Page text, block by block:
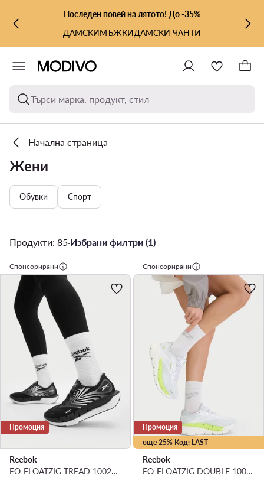
КЪМ ОСНОВНОТО СЪДЪРЖАНИЕ
КЪМ ТЪРСЕНЕПоследен повей на лятото! До -35%
ДАМСКИМЪЖКИДАМСКИ ЧАНТИ
Търси марка, продукт, стил
Начална страница
Жени
Обувки Спорт
Продукти: 85·Избрани филтри (1)
Спонсорирани
Промоция
Reebok
EO-FLOATZIG TREAD 100247798 · Маратонки за бягане
Спонсорирани
още 25% Код: LAST
Промоция
Reebok
EO-FLOATZIG DOUBLE 100244469 · Маратонки за бягане